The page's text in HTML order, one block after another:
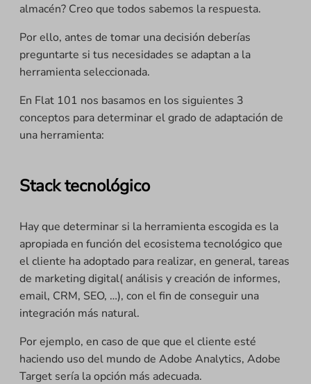
almacén? Creo que todos sabemos la respuesta.
Por ello, antes de tomar una decisión deberías
preguntarte si tus necesidades se adaptan a la
herramienta seleccionada.
En Flat 101 nos basamos en los siguientes 3
conceptos para determinar el grado de adaptación de
una herramienta:
Stack tecnológico
Hay que determinar si la herramienta escogida es la
apropiada en función del ecosistema tecnológico que
el cliente ha adoptado para realizar, en general, tareas
de marketing digital( análisis y creación de informes,
email, CRM, SEO, …), con el fin de conseguir una
integración más natural.
Por ejemplo, en caso de que que el cliente esté
haciendo uso del mundo de Adobe Analytics, Adobe
Target sería la opción más adecuada.